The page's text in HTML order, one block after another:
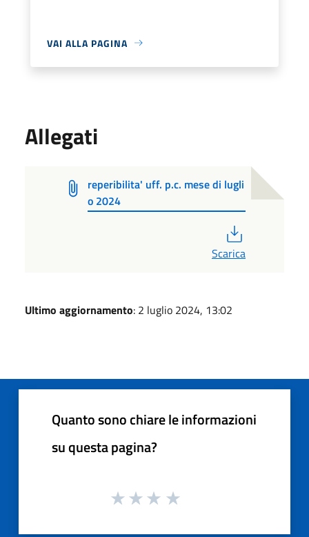
VAI ALLA PAGINA
Allegati
reperibilita' uff. p.c. mese di lugli
o 2024
Scarica
Ultimo aggiornamento: 2 luglio 2024, 13:02
Quanto sono chiare le informazioni
su questa pagina?